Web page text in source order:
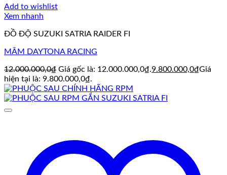
Add to wishlist
Xem nhanh
ĐỒ ĐỘ SUZUKI SATRIA RAIDER FI
MÂM DAYTONA RACING
12.000.000,0₫ Giá gốc là: 12.000.000,0₫.9.800.000,0₫Giá
hiện tại là: 9.800.000,0₫.